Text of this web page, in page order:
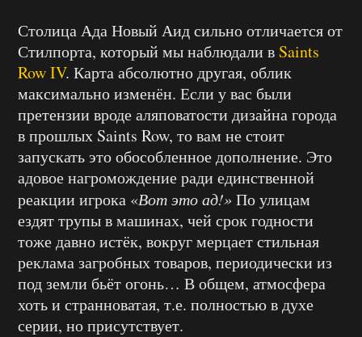
Столица Ада Новый Аид сильно отличается от
Стилпорта, который мы наблюдали в Saints
Row IV. Карта абсолютно другая, облик
максимально изменён. Если у вас были
претензии вроде аляповатости дизайна города
в прошлых Saints Row, то вам не стоит
запускать это обособленное дополнение. Это
адовое нагромождение ради единственной
реакции игрока «Вот это ад!»По улицам
ездят трупы в машинах, чей срок годности
тоже давно истёк, вокруг мерцает стильная
реклама загробных товаров, периодически из
под земли бьёт огонь… В общем, атмосфера
хоть и странноватая, т.е. полностью в духе
серии, но присутствует.